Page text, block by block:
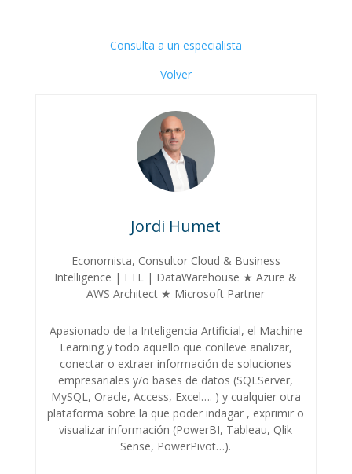
Consulta a un especialista
Volver
Jordi Humet
Economista, Consultor Cloud & Business
Intelligence | ETL | DataWarehouse ★ Azure &
AWS Architect ★ Microsoft Partner
Apasionado de la Inteligencia Artificial, el Machine
Learning y todo aquello que conlleve analizar,
conectar o extraer información de soluciones
empresariales y/o bases de datos (SQLServer,
MySQL, Oracle, Access, Excel…. ) y cualquier otra
plataforma sobre la que poder indagar , exprimir o
visualizar información (PowerBI, Tableau, Qlik
Sense, PowerPivot…).